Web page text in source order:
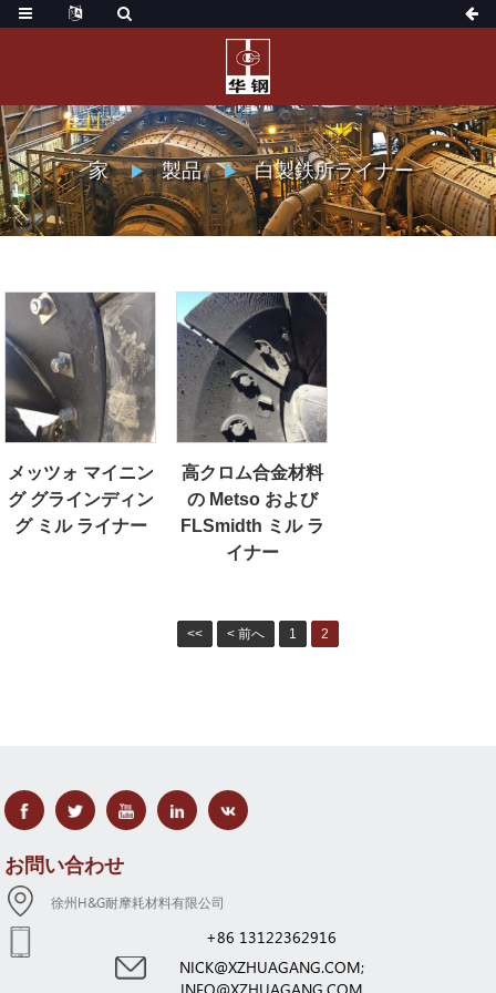
家 製品 白製鉄所ライナー
メッツォ マイニン
グ グラインディン
グ ミル ライナー
高クロム合金材料
の Metso および
FLSmidth ミル ラ
イナー
<< < 前へ 1 2
お問い合わせ
徐州H&G耐摩耗材料有限公司
+86 13122362916
NICK@XZHUAGANG.COM;
INFO@XZHUAGANG.COM